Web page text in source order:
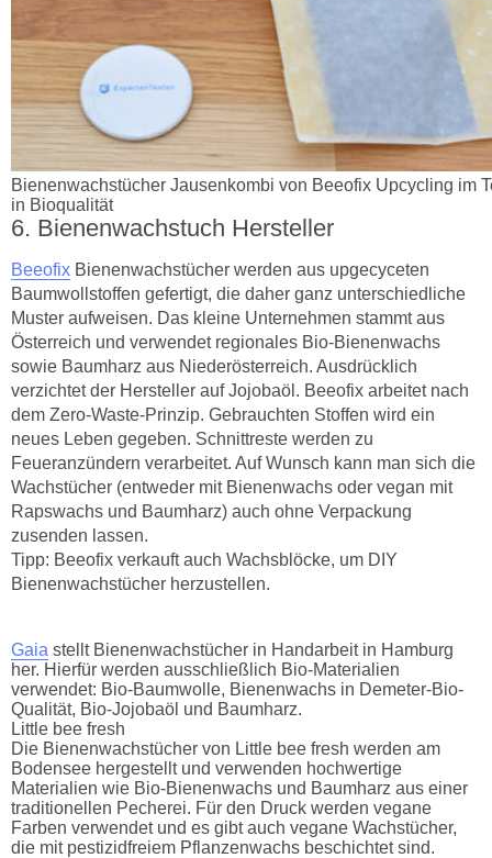
Bienenwachstücher Jausenkombi von Beeofix Upcycling im
in Bioqualität
Bienenwachstuch Hersteller
Beeofix Bienenwachstücher werden aus upgecyceten
Baumwollstoffen gefertigt, die daher ganz unterschiedliche
Muster aufweisen. Das kleine Unternehmen stammt aus
Österreich und verwendet regionales Bio-Bienenwachs
sowie Baumharz aus Niederösterreich. Ausdrücklich
verzichtet der Hersteller auf Jojobaöl. Beeofix arbeitet nach
dem Zero-Waste-Prinzip. Gebrauchten Stoffen wird ein
neues Leben gegeben. Schnittreste werden zu
Feueranzündern verarbeitet. Auf Wunsch kann man sich die
Wachstücher (entweder mit Bienenwachs oder vegan mit
Rapswachs und Baumharz) auch ohne Verpackung
zusenden lassen.
Tipp: Beeofix verkauft auch Wachsblöcke, um DIY
Bienenwachstücher herzustellen.
Gaia stellt Bienenwachstücher in Handarbeit in Hamburg
her. Hierfür werden ausschließlich Bio-Materialien
verwendet: Bio-Baumwolle, Bienenwachs in Demeter-Bio-
Qualität, Bio-Jojobaöl und Baumharz.
Little bee fresh
Die Bienenwachstücher von Little bee fresh werden am
Bodensee hergestellt und verwenden hochwertige
Materialien wie Bio-Bienenwachs und Baumharz aus einer
traditionellen Pecherei. Für den Druck werden vegane
Farben verwendet und es gibt auch vegane Wachstücher,
die mit pestizidfreiem Pflanzenwachs beschichtet sind.